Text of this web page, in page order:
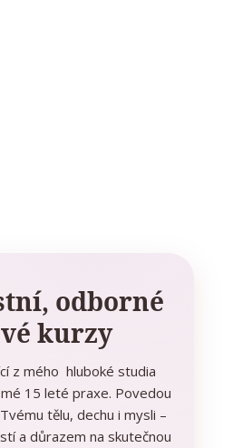
odborné
kurzy
z mého hluboké studia
15 leté praxe. Povedou
tělu, dechu i mysli –
a důrazem na skutečnou